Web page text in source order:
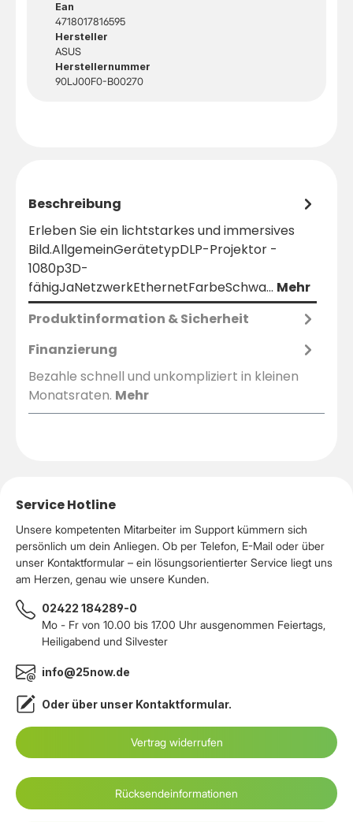
Ean
4718017816595
Hersteller
ASUS
Herstellernummer
90LJ00F0-B00270
Beschreibung
Erleben Sie ein lichtstarkes und immersives
Bild.AllgemeinGerätetypDLP-Projektor -
1080p3D-
fähigJaNetzwerkEthernetFarbeSchwa… Mehr
Produktinformation & Sicherheit
Finanzierung
Bezahle schnell und unkompliziert in kleinen
Monatsraten. Mehr
Service Hotline
Unsere kompetenten Mitarbeiter im Support kümmern sich
persönlich um dein Anliegen. Ob per Telefon, E-Mail oder über
unser Kontaktformular – ein lösungsorientierter Service liegt uns
am Herzen, genau wie unsere Kunden.
02422 184289-0
Mo - Fr von 10.00 bis 17.00 Uhr ausgenommen Feiertags,
Heiligabend und Silvester
info@25now.de
Oder über unser Kontaktformular.
Vertrag widerrufen
Rücksendeinformationen